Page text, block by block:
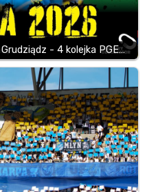
- 4 kolejka PGE…